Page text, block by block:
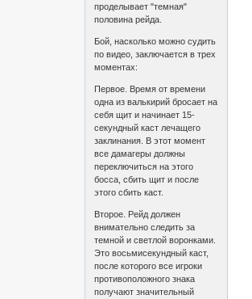
проделывает "темная"
половина рейда.
Бой, насколько можно судить
по видео, заключается в трех
моментах:
Первое. Время от времени
одна из валькирий бросает на
себя щит и начинает 15-
секундный каст лечащего
заклинания. В этот момент
все дамагеры должны
переключиться на этого
босса, сбить щит и после
этого сбить каст.
Второе. Рейд должен
внимательно следить за
темной и светлой воронками.
Это восьмисекундный каст,
после которого все игроки
противоположного знака
получают значительный